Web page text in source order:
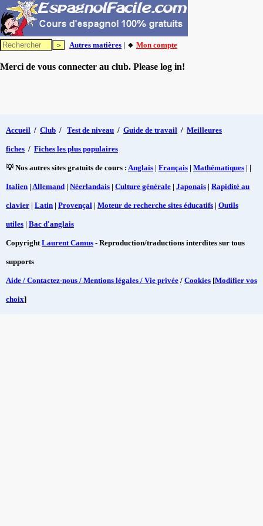
Autres matières | 🔸 Mon compte
Merci de vous connecter au club. Please log in!
Accueil / Club / Test de niveau / Guide de travail / Meilleures
fiches / Fiches les plus populaires
💡 Nos autres sites gratuits de cours : Anglais | Français | Mathématiques | |
Italien | Allemand | Néerlandais | Culture générale | Japonais | Rapidité au
clavier | Latin | Provençal | Moteur de recherche sites éducatifs | Outils
utiles | Bac d'anglais
CopyrightLaurent Camus - Reproduction/traductions interdites sur tous
supports
Aide / Contactez-nous / Mentions légales / Vie privée / Cookies [Modifier vos
choix]